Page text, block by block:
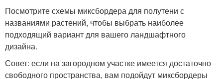
Посмотрите схемы миксбордера для полутени с
названиями растений, чтобы выбрать наиболее
подходящий вариант для вашего ландшафтного
дизайна.
Совет: если на загородном участке имеется достаточно
свободного пространства, вам подойдут миксбордеры